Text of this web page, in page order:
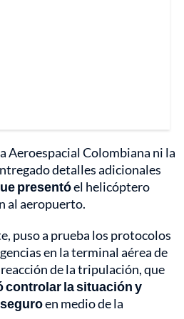
Aeroespacial Colombiana ni la
detalles adicionales
presentóel helicóptero
al aeropuerto.
puso a prueba los protocolos
en la terminal aérea de
de la tripulación, que
controlar la situación y
en medio de la